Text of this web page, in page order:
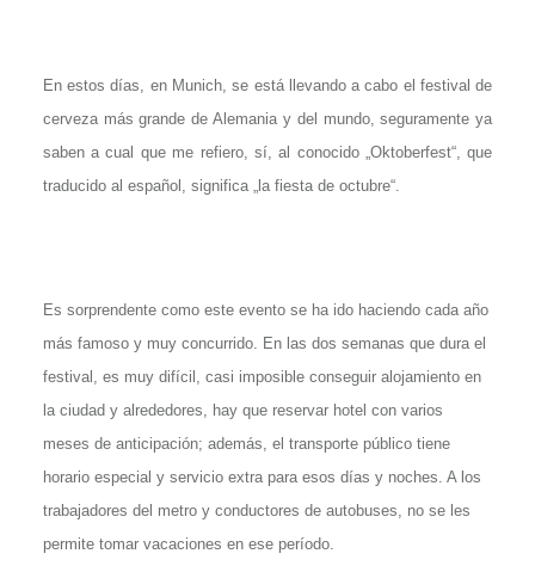
En estos días, en Munich, se está llevando a cabo el festival de
cerveza más grande de Alemania y del mundo, seguramente ya
saben a cual que me refiero, sí, al conocido „Oktoberfest“, que
traducido al español, significa „la fiesta de octubre“.
Es sorprendente como este evento se ha ido haciendo cada año
más famoso y muy concurrido. En las dos semanas que dura el
festival, es muy difícil, casi imposible conseguir alojamiento en
la ciudad y alrededores, hay que reservar hotel con varios
meses de anticipación; además, el transporte público tiene
horario especial y servicio extra para esos días y noches. A los
trabajadores del metro y conductores de autobuses, no se les
permite tomar vacaciones en ese período.